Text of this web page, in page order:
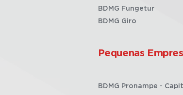
BDMG Fungetur
BDMG Giro
Pequenas
BDMG Pronampe -